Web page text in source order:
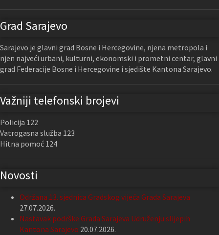
Grad Sarajevo
Sarajevo je glavni grad Bosne i Hercegovine, njena metropola i
njen najveći urbani, kulturni, ekonomski i prometni centar, glavni
grad Federacije Bosne i Hercegovine i sjedište Kantona Sarajevo.
Važniji telefonski brojevi
Policija 122
Vatrogasna služba 123
Hitna pomoć 124
Novosti
Održana 13. sjednica Gradskog vijeća Grada Sarajeva
27.07.2026.
Nastavak podrške Grada Sarajeva Udruženju slijepih
Kantona Sarajevo 20.07.2026.